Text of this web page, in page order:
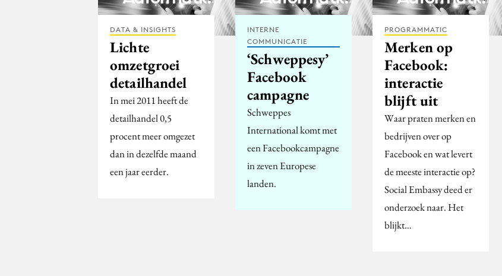
DATA & INSIGHTS
Lichte
omzetgroei
detailhandel
In mei 2011 heeft de
detailhandel 0,5
procent meer omgezet
dan in dezelfde maand
een jaar eerder.
INTERNE
COMMUNICATIE
‘Schweppesy’
Facebook
campagne
Schweppes
International komt met
een Facebookcampagne
in zeven Europese
landen.
PROGRAMMATIC
Merken op
Facebook:
interactie
blijft uit
Waar praten merken en
bedrijven over op
Facebook en wat levert
de meeste interactie op?
Social Embassy deed er
onderzoek naar. Het
blijkt…